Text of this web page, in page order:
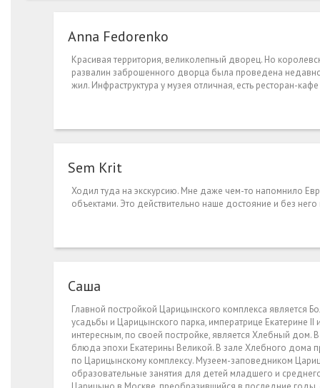
Anna Fedorenko
Красивая территория, великолепный дворец. Но
развалин заброшенного дворца была проведена
жил. Инфраструктура у музея отличная, есть ресторан-
Sem Krit
Ходил туда на экскурсию. Мне даже чем-то напомнило
объектами. Это действительно наше достояние и без
Саша
Главной постройкой Царицынского комплекса является
усадьбы и Царицынского парка, императрице Екатерине
интересным, по своей постройке, является Хлебный
блюда эпохи Екатерины Великой. В зале Хлебного дома
по Царицынскому комплексу. Музеем-заповедником
образовательные занятия для детей младшего и